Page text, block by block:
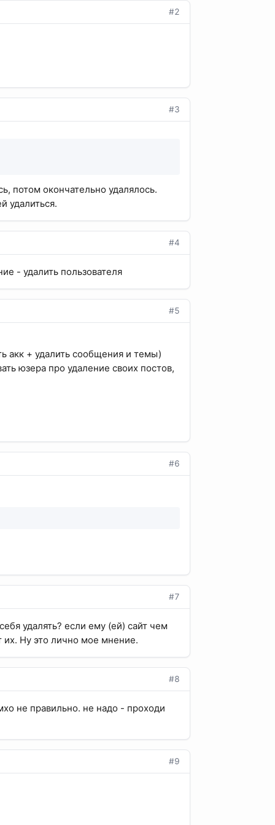
#2
#3
потом окончательно удалялось.
удалиться.
#4
- удалить пользователя
#5
акк + удалить сообщения и темы)
юзера про удаление своих постов,
#6
#7
удалять? если ему (ей) сайт чем
их. Ну это лично мое мнение.
#8
не правильно. не надо - проходи
#9